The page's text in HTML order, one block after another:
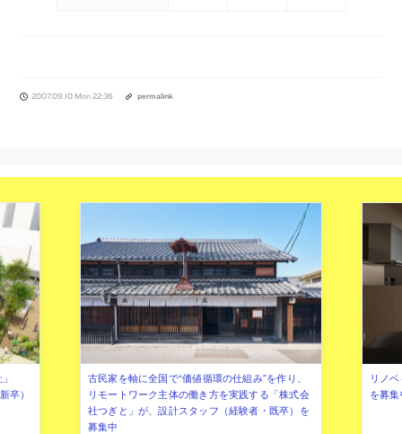
2007.09.10 Mon 22:36 permalink
卒）
古民家を軸に全国で“価値循環の仕組み”を作り、
リモートワーク主体の働き方を実践する「株式会
社つぎと」が、設計スタッフ（経験者・既卒）を
募集中
リノ
を募